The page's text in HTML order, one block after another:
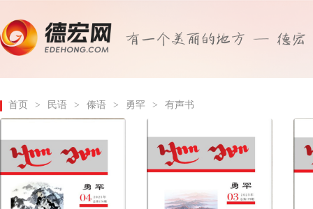
首页 > 民语 > 傣语 > 勇罕 > 有声书